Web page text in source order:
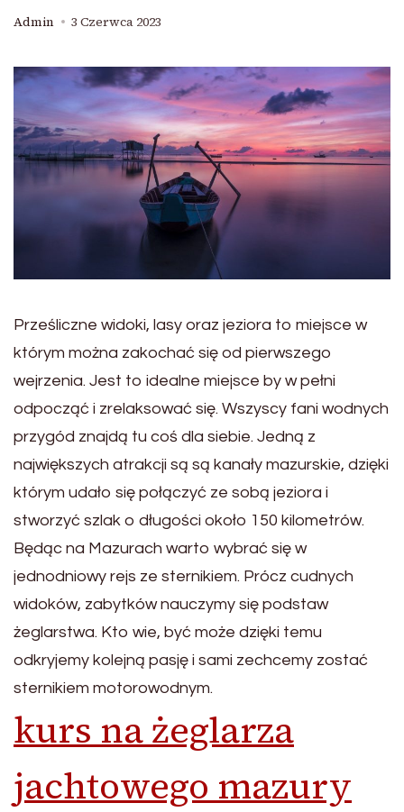
Admin 3 Czerwca 2023
Prześliczne widoki, lasy oraz jeziora to miejsce w
którym można zakochać się od pierwszego
wejrzenia. Jest to idealne miejsce by w pełni
odpocząć i zrelaksować się. Wszyscy fani wodnych
przygód znajdą tu coś dla siebie. Jedną z
największych atrakcji są są kanały mazurskie, dzięki
którym udało się połączyć ze sobą jeziora i
stworzyć szlak o długości około 150 kilometrów.
Będąc na Mazurach warto wybrać się w
jednodniowy rejs ze sternikiem. Prócz cudnych
widoków, zabytków nauczymy się podstaw
żeglarstwa. Kto wie, być może dzięki temu
odkryjemy kolejną pasję i sami zechcemy zostać
sternikiem motorowodnym.
kurs na żeglarza
jachtowego mazury